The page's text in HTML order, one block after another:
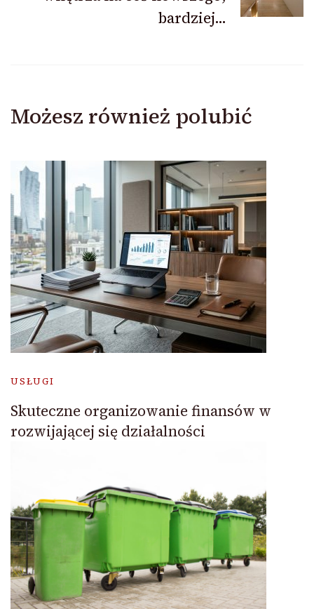
bardziej…
Możesz również polubić
USŁUGI
Skuteczne organizowanie finansów w
rozwijającej się działalności